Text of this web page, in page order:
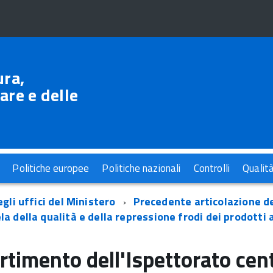
e delle
Politiche europee Politiche nazionali Controlli
uffici del Ministero
Precedente articolazione
qualità e della repressione frodi dei prodotti
dell'Ispettorato